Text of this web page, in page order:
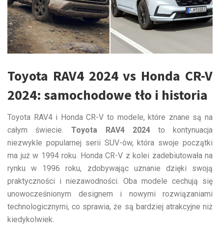
Toyota RAV4 2024 vs Honda CR-V
2024: samochodowe tło i historia
Toyota RAV4 i Honda CR-V to modele, które znane są na
całym świecie.Toyota RAV4 2024to kontynuacja
niezwykle popularnej serii SUV-ów, która swoje początki
ma już w 1994 roku. Honda CR-V z kolei zadebiutowała na
rynku w 1996 roku, zdobywając uznanie dzięki swoją
praktyczności i niezawodności. Oba modele cechują się
unowocześnionym designem i nowymi rozwiązaniami
technologicznymi, co sprawia, że są bardziej atrakcyjne niż
kiedykolwiek.